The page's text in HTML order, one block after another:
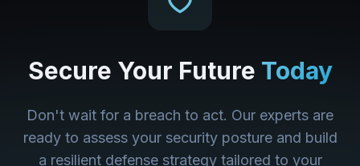
Secure Your Future Today
Don't wait for a breach to act. Our experts are
ready to assess your security posture and build
a resilient defense strategy tailored to your